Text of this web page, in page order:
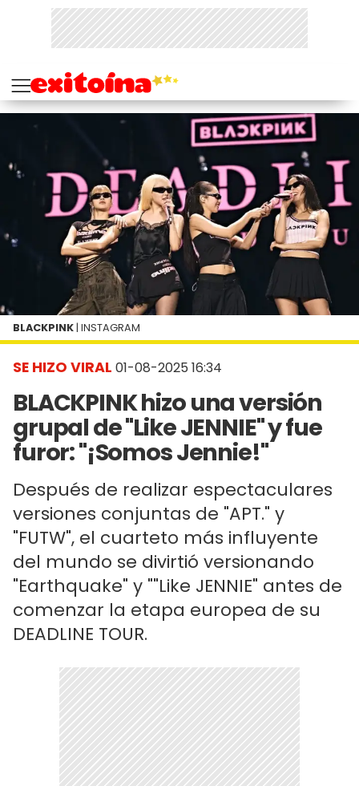
SE HIZO VIRAL 01-08-2025 16:34
BLACKPINK hizo una versión
grupal de "Like JENNIE" y fue
furor: "¡Somos Jennie!"
Después de realizar espectaculares
versiones conjuntas de "APT." y
"FUTW", el cuarteto más influyente
del mundo se divirtió versionando
"Earthquake" y ""Like JENNIE" antes de
comenzar la etapa europea de su
DEADLINE TOUR.
BLACKPINK | INSTAGRAM